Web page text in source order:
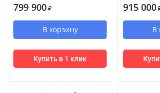
799 900 ₽
В корзину
Купить в 1 клик
915 000
В